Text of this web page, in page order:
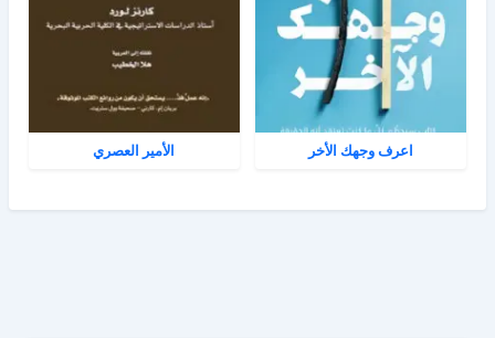
اعرف وجهك الأخر الأمير العصري